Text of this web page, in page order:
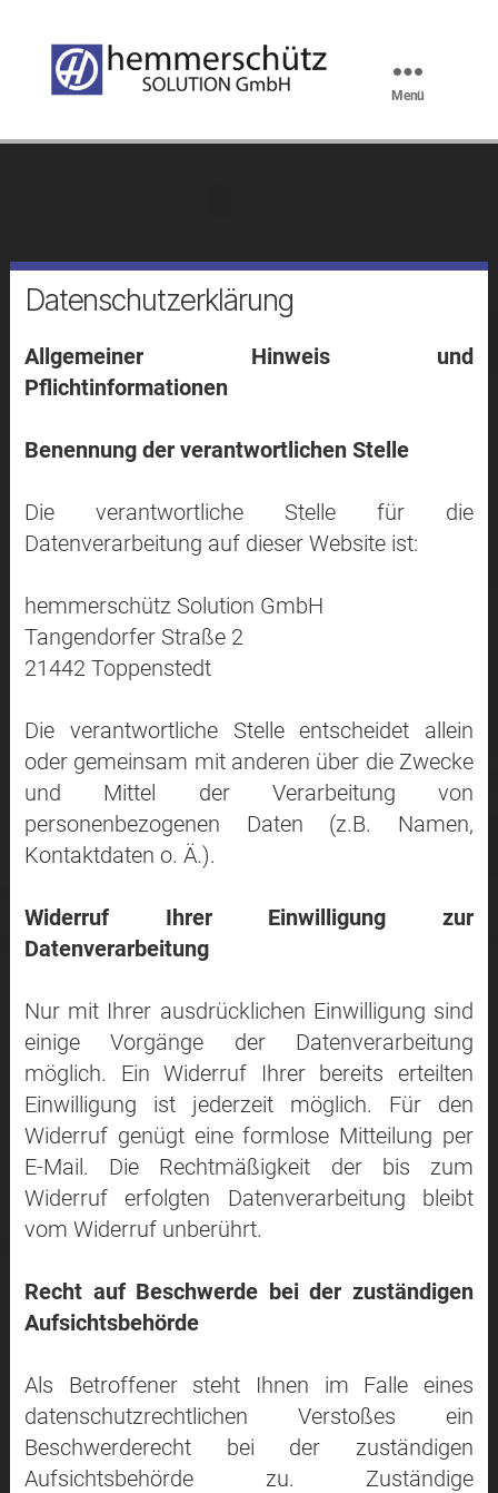
GmbH
Menü
Datenschutzerklärung
Allgemeiner Hinweis und
Pflichtinformationen
Benennung der verantwortlichen Stelle
Die verantwortliche Stelle für die
Datenverarbeitung auf dieser Website ist:
hemmerschütz Solution GmbH
Tangendorfer Straße 2
21442 Toppenstedt
Die verantwortliche Stelle entscheidet allein
oder gemeinsam mit anderen über die Zwecke
und Mittel der Verarbeitung von
personenbezogenen Daten (z.B. Namen,
Kontaktdaten o. Ä.).
Widerruf Ihrer Einwilligung zur
Datenverarbeitung
Nur mit Ihrer ausdrücklichen Einwilligung sind
einige Vorgänge der Datenverarbeitung
möglich. Ein Widerruf Ihrer bereits erteilten
Einwilligung ist jederzeit möglich. Für den
Widerruf genügt eine formlose Mitteilung per
E-Mail. Die Rechtmäßigkeit der bis zum
Widerruf erfolgten Datenverarbeitung bleibt
vom Widerruf unberührt.
Recht auf Beschwerde bei der zuständigen
Aufsichtsbehörde
Als Betroffener steht Ihnen im Falle eines
datenschutzrechtlichen Verstoßes ein
Beschwerderecht bei der zuständigen
Aufsichtsbehörde zu. Zuständige